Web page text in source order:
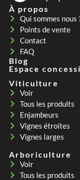
À propos
Qui sommes nous
Points de vente
Contact
FAQ
Blog
Espace
Viticulture
Voir
Tous les produits
Enjambeurs
Vignes étroites
Vignes larges
Arboriculture
Voir
Tous les produits